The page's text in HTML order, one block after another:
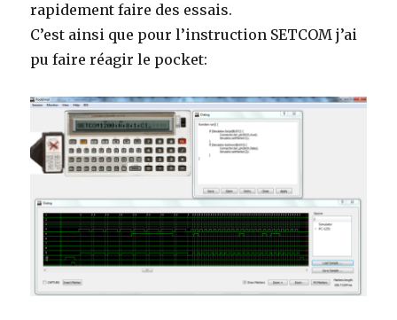
rapidement faire des essais.
C’est ainsi que pour l’instruction SETCOM j’ai
pu faire réagir le pocket: